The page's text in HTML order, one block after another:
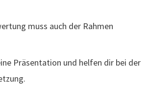
muss auch der Rahmen
Präsentation und helfen dir bei der